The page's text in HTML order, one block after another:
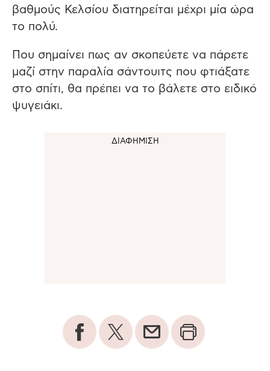
βαθμούς Κελσίου διατηρείται μέχρι μία ώρα
το πολύ.
Που σημαίνει πως αν σκοπεύετε να πάρετε
μαζί στην παραλία σάντουιτς που φτιάξατε
στο σπίτι, θα πρέπει να το βάλετε στο ειδικό
ψυγειάκι.